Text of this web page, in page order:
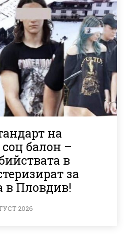
на
балон –
в
за
в Пловдив!
2026